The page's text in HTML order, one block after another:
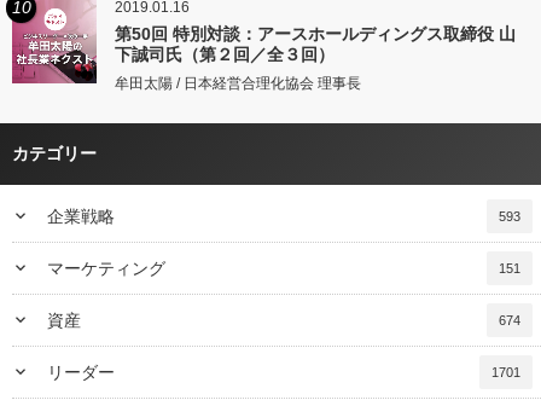
10 2019.01.16
第50回 特別対談：アースホールディングス取締役 山
下誠司氏（第２回／全３回）
牟田太陽 / 日本経営合理化協会 理事長
カテゴリー
keyboard_arrow_down 企業戦略 593
keyboard_arrow_down マーケティング 151
keyboard_arrow_down 資産 674
keyboard_arrow_down リーダー 1701